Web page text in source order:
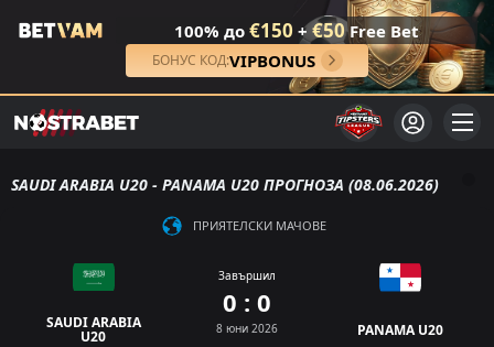
100% до €150 + €50Free Bet
БОНУС КОД:VIPBONUS
SAUDI ARABIA U20 - PANAMA U20 ПРОГНОЗА (08.06.2026)
ПРИЯТЕЛСКИ МАЧОВЕ
SAUDI ARABIA
U20
Завършил
0 : 0
8 юни 2026 PANAMA U20